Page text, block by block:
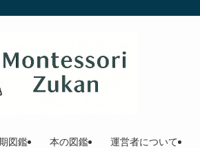
図鑑 本の図鑑 運営者について